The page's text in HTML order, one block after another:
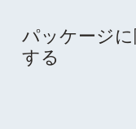
パッケージ
する